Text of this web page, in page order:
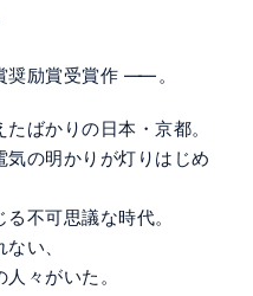
奨励賞受賞作 ―― 。
ばかりの日本・京都。
の明かりが灯りはじめ
不可思議な時代。
い、
々がいた。